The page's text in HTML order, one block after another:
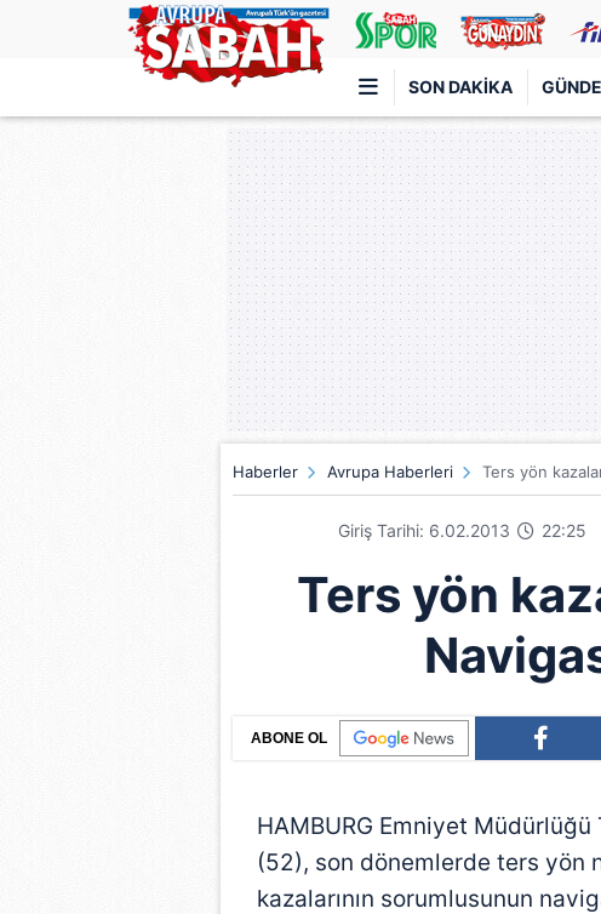
SON DAKIKA
Türkiye'nin en iyi haber sitesi
Haberler Avrupa Haberleri Ters yön
Giriş Tarihi: 6.02.2013 22:25
Ters yön
ABONE OL
HAMBURG Emniyet
(52), son dönemlerde ters yön
kazalarının sorumlusunun